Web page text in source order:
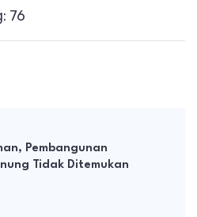
76
Pembangunan
Tidak Ditemukan